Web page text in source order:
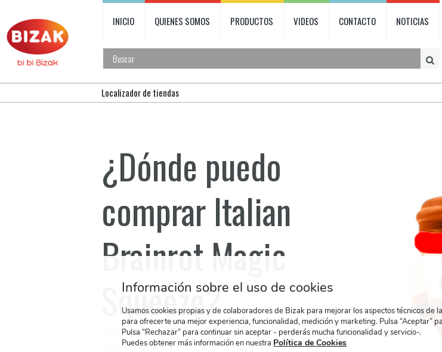
INICIO QUIENES SOMOS PRODUCTOS VIDEOS CONTACTO NOTICIAS
Localizador de tiendas
¿Dónde puedo
comprarItalian
Brainrot Magic
Squeeze?
Introduce tu dirección o población y te buscaremos las tiendas más
cercanas:
Información sobre el uso de cookies
Usamos cookies propias y de colaboradores de Bizak para mejorar los aspectos técnicos de
para ofrecerte una mejor experiencia, funcionalidad, medición y marketing. Pulsa “Aceptar”
Pulsa “Rechazar” para continuar sin aceptar - perderás mucha funcionalidad y servicio-.
Puedes obtener más información en nuestra Política de Cookies